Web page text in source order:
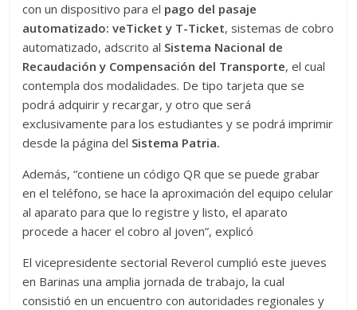
con un dispositivo para el pago del pasaje
automatizado: veTicket y T-Ticket, sistemas de cobro
automatizado, adscrito al Sistema Nacional de
Recaudación y Compensación del Transporte, el cual
contempla dos modalidades. De tipo tarjeta que se
podrá adquirir y recargar, y otro que será
exclusivamente para los estudiantes y se podrá imprimir
desde la página del Sistema Patria.
Además, “contiene un código QR que se puede grabar
en el teléfono, se hace la aproximación del equipo celular
al aparato para que lo registre y listo, el aparato
procede a hacer el cobro al joven”, explicó
El vicepresidente sectorial Reverol cumplió este jueves
en Barinas una amplia jornada de trabajo, la cual
consistió en un encuentro con autoridades regionales y